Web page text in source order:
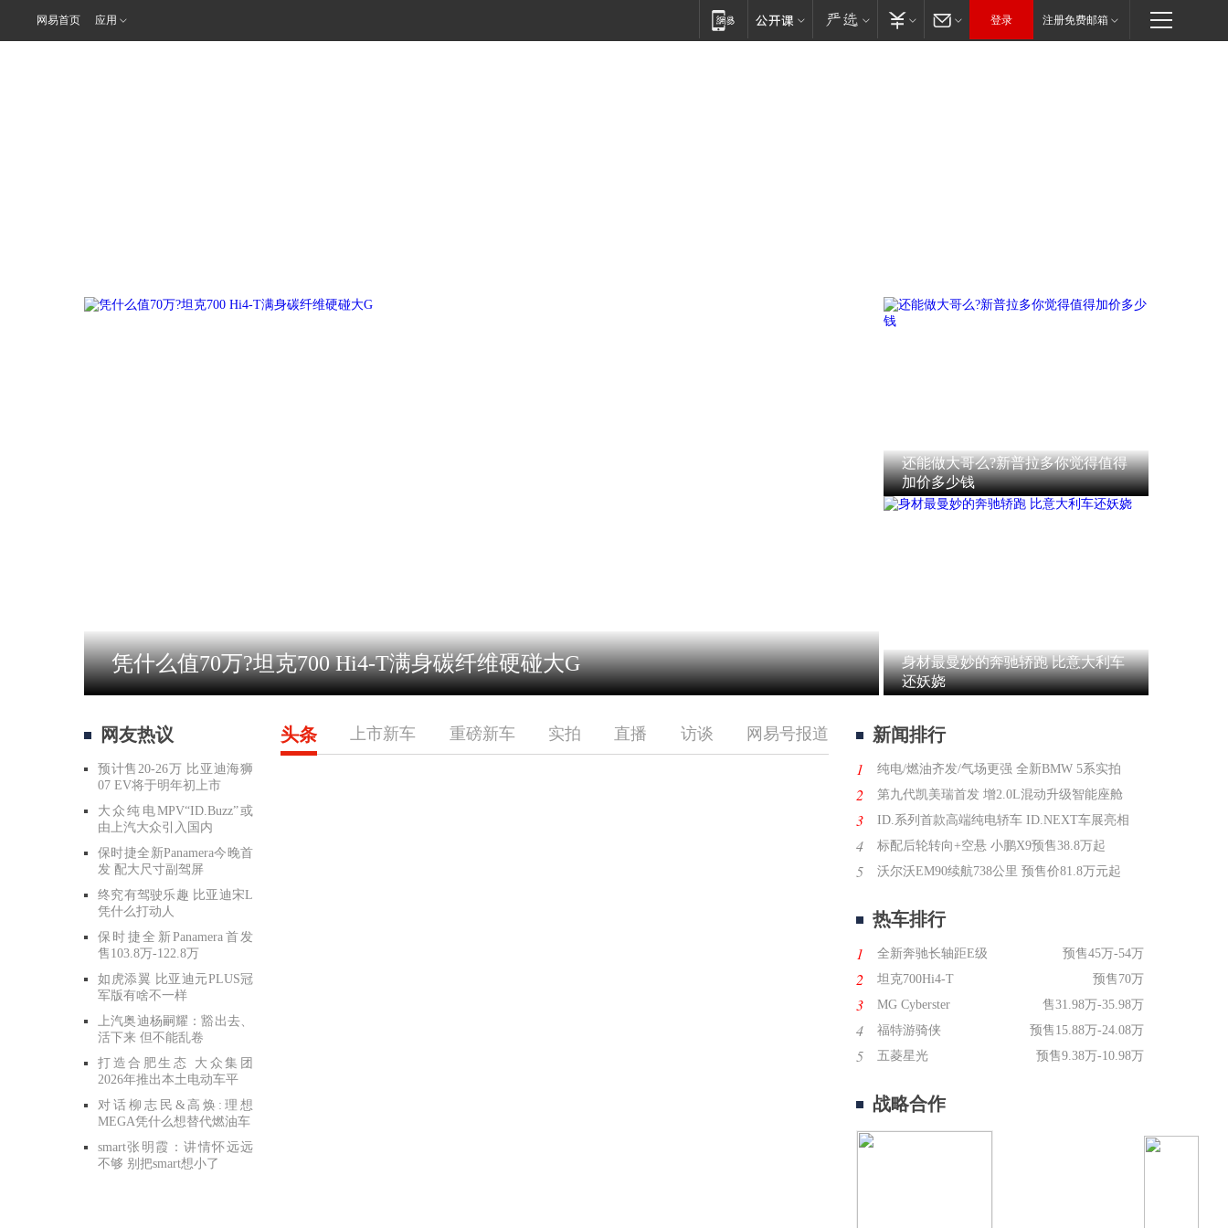
网易首页 应用 登录 注册免费邮箱
凭什么值70万?坦克700 Hi4-T满身碳纤维硬碰大G 奔驰新E级提供两种前脸 中国专
还能做大哥么?新普拉多你觉得值得
加价多少钱
身材最曼妙的奔驰轿跑 比意大利车
还妖娆
网友热议
预计售20-26万 比亚迪海狮
07 EV将于明年初上市
大众纯电MPV“ID.Buzz”或
由上汽大众引入国内
保时捷全新Panamera今晚首
发 配大尺寸副驾屏
终究有驾驶乐趣 比亚迪宋L
凭什么打动人
保时捷全新Panamera首发
售103.8万-122.8万
如虎添翼 比亚迪元PLUS冠
军版有啥不一样
上汽奥迪杨嗣耀：豁出去、
活下来 但不能乱卷
打造合肥生态 大众集团
2026年推出本土电动车平
对话柳志民&高焕:理想
MEGA凭什么想替代燃油车
smart张明霞：讲情怀远远
不够 别把smart想小了
头条 上市新车 重磅新车 实拍 直播 访谈 网易号报道 新闻排行
1 纯电/燃油齐发/气场更强 全新BMW 5系实拍
2 第九代凯美瑞首发 增2.0L混动升级智能座舱
3 ID.系列首款高端纯电轿车 ID.NEXT车展亮相
4 标配后轮转向+空悬 小鹏X9预售38.8万起
5 沃尔沃EM90续航738公里 预售价81.8万元起
热车排行
1 全新奔驰长轴距E级 预售45万-54万
2 坦克700Hi4-T 预售70万
3 MG Cyberster 售31.98万-35.98万
4 福特游骑侠 预售15.88万-24.08万
5 五菱星光 预售9.38万-10.98万
战略合作